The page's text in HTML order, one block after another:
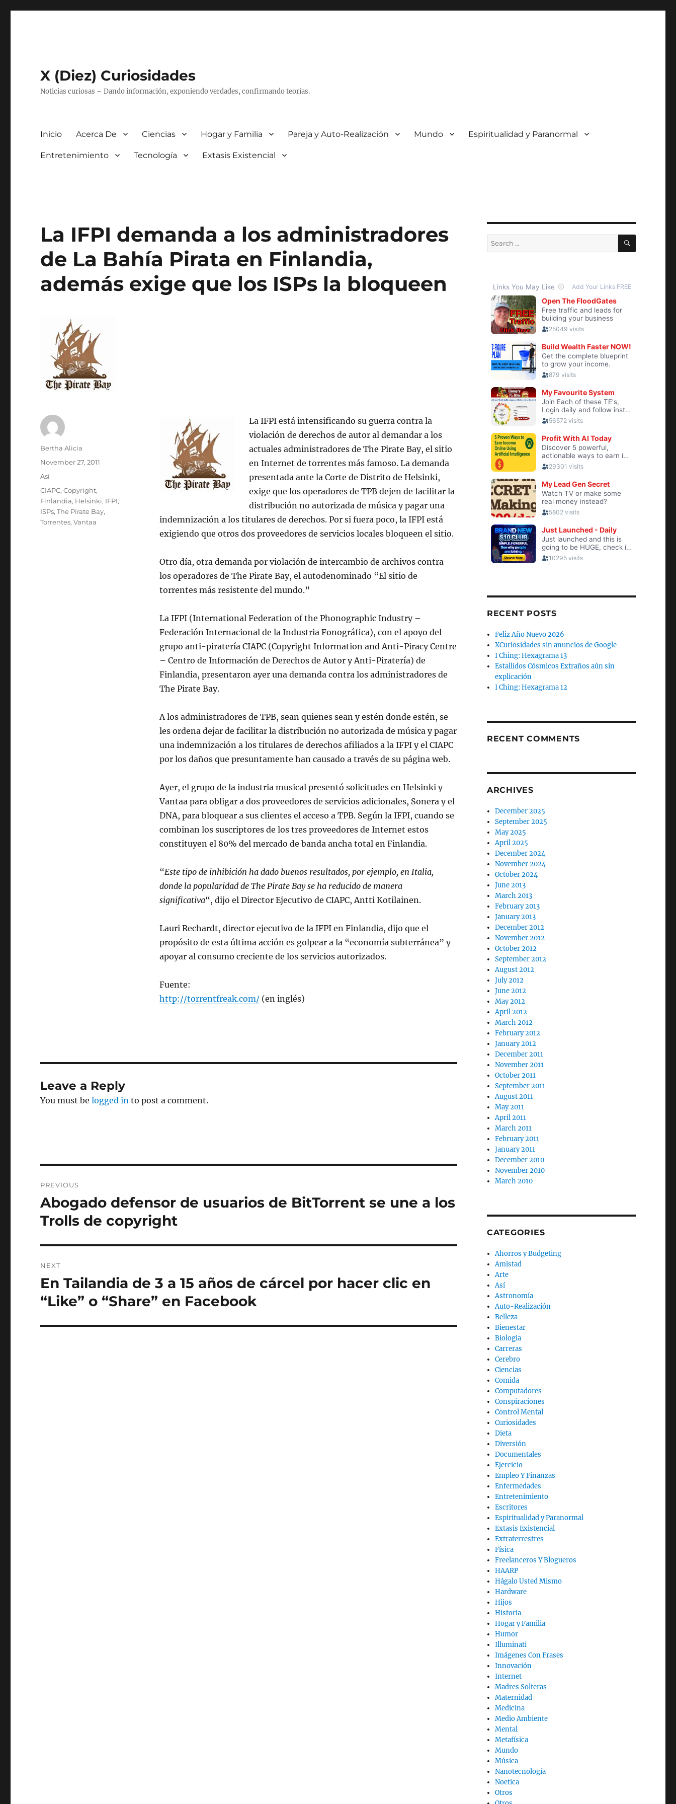
X (Diez) Curiosidades
Noticias curiosas – Dando información, exponiendo verdades, confirmando teorías.
Inicio Acerca De Ciencias Hogar y Familia Pareja y Auto-Realización Mundo Espiritualidad y Paranormal
Entretenimiento Tecnología Extasis Existencial
La IFPI demanda a los administradores
de La Bahía Pirata en Finlandia,
además exige que los ISPs la bloqueen
La IFPI está intensificando su guerra contra la
violación de derechos de autor al demandar a los
actuales administradores de The Pirate Bay, el sitio
en Internet de torrentes más famoso. La demanda
presentada ante la Corte de Distrito de Helsinki,
exige que los operadores de TPB dejen de facilitar la
distribución no autorizada de música y pagar una
indemnización a los titulares de derechos. Por si fuera poco, la IFPI está
exigiendo que otros dos proveedores de servicios locales bloqueen el sitio.
Otro día, otra demanda por violación de intercambio de archivos contra
los operadores de The Pirate Bay, el autodenominado “El sitio de
torrentes más resistente del mundo.”
La IFPI (International Federation of the Phonographic Industry –
Federación Internacional de la Industria Fonográfica), con el apoyo del
grupo anti-piratería CIAPC (Copyright Information and Anti-Piracy Centre
– Centro de Información de Derechos de Autor y Anti-Piratería) de
Finlandia, presentaron ayer una demanda contra los administradores de
The Pirate Bay.
A los administradores de TPB, sean quienes sean y estén donde estén, se
les ordena dejar de facilitar la distribución no autorizada de música y pagar
una indemnización a los titulares de derechos afiliados a la IFPI y el CIAPC
por los daños que presuntamente han causado a través de su página web.
Ayer, el grupo de la industria musical presentó solicitudes en Helsinki y
Vantaa para obligar a dos proveedores de servicios adicionales, Sonera y el
DNA, para bloquear a sus clientes el acceso a TPB. Según la IFPI, cuando se
combinan los suscriptores de los tres proveedores de Internet estos
constituyen el 80% del mercado de banda ancha total en Finlandia.
“Este tipo de inhibición ha dado buenos resultados, por ejemplo, en Italia,
donde la popularidad de The Pirate Bay se ha reducido de manera
significativa“, dijo el Director Ejecutivo de CIAPC, Antti Kotilainen.
Lauri Rechardt, director ejecutivo de la IFPI en Finlandia, dijo que el
propósito de esta última acción es golpear a la “economía subterránea” y
apoyar al consumo creciente de los servicios autorizados.
Fuente:
http://torrentfreak.com/(en inglés)
Author
Bertha Alicia
Posted
November 27, 2011
Categories
Así
Tags
CIAPC,Copyright,
Finlandia, Helsinki, IFPI,
ISPs,The Pirate Bay,
Torrentes,Vantaa
Leave a Reply
You must belogged in to post a comment.
navigation
PREVIOUS
Previous
post:
Abogado defensor de usuarios de BitTorrent se une a los
Trolls de copyright
NEXT
Next
post:
En Tailandia de 3 a 15 años de cárcel por hacer clic en
“Like” o “Share” en Facebook
Search
for:
SEARCH
RECENT POSTS
Feliz Año Nuevo 2026
XCuriosidades sin anuncios de Google
I Ching: Hexagrama 13
Estallidos Cósmicos Extraños aún sin
explicación
I Ching: Hexagrama 12
RECENT COMMENTS
ARCHIVES
December 2025
September 2025
May 2025
April 2025
December 2024
November 2024
October 2024
June 2013
March 2013
February 2013
January 2013
December 2012
November 2012
October 2012
September 2012
August 2012
July 2012
June 2012
May 2012
April 2012
March 2012
February 2012
January 2012
December 2011
November 2011
October 2011
September 2011
August 2011
May 2011
April 2011
March 2011
February 2011
January 2011
December 2010
November 2010
March 2010
CATEGORIES
Ahorros y Budgeting
Amistad
Arte
Así
Astronomía
Auto-Realización
Belleza
Bienestar
Biologia
Carreras
Cerebro
Ciencias
Comida
Computadores
Conspiraciones
Control Mental
Curiosidades
Dieta
Diversión
Documentales
Ejercicio
Empleo Y Finanzas
Enfermedades
Entretenimiento
Escritores
Espiritualidad y Paranormal
Extasis Existencial
Extraterrestres
Física
Freelanceros Y Blogueros
HAARP
Hágalo Usted Mismo
Hardware
Hijos
Historia
Hogar y Familia
Humor
Illuminati
Imágenes Con Frases
Innovación
Internet
Madres Solteras
Maternidad
Medicina
Medio Ambiente
Mental
Metafísica
Mundo
Música
Nanotecnología
Noetica
Otros